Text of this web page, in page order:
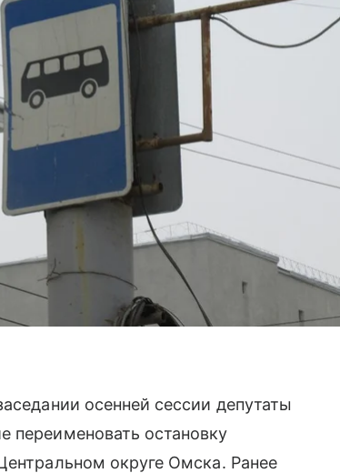
осенней сессии депутаты
переименовать остановку
округе Омска. Ранее